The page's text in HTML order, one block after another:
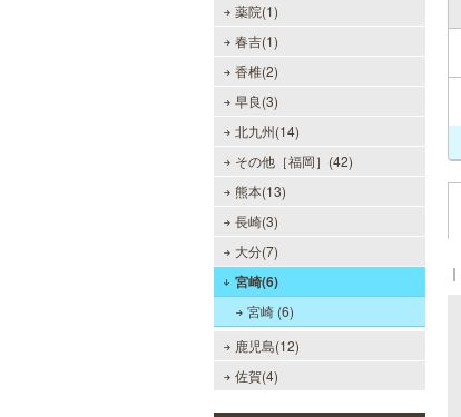
薬院(1)
春吉(1)
香椎(2)
早良(3)
北九州(14)
その他［福岡］(42)
熊本(13)
長崎(3)
大分(7)
宮崎(6)
宮崎 (6)
鹿児島(12)
佐賀(4)
｜